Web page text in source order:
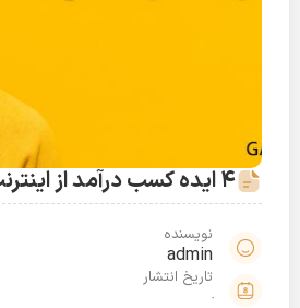
4 ایده کسب درآمد از اینترنت در 1401
نویسنده
admin
تاریخ انتشار